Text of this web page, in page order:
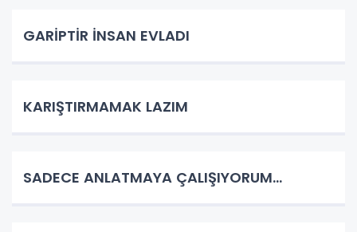
GARİPTİR İNSAN EVLADI
KARIŞTIRMAMAK LAZIM
SADECE ANLATMAYA ÇALIŞIYORUM…